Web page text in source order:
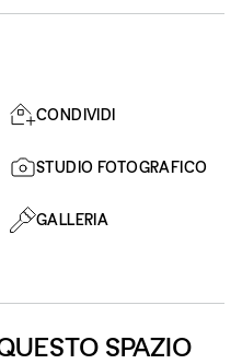
CONDIVIDI
STUDIO FOTOGRAFICO
GALLERIA
SPAZIO